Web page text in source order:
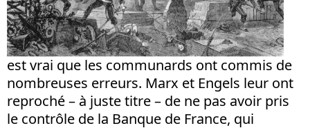
est vrai que les communards ont commis de
nombreuses erreurs. Marx et Engels leur ont
reproché – à juste titre – de ne pas avoir pris
le contrôle de la Banque de France, qui